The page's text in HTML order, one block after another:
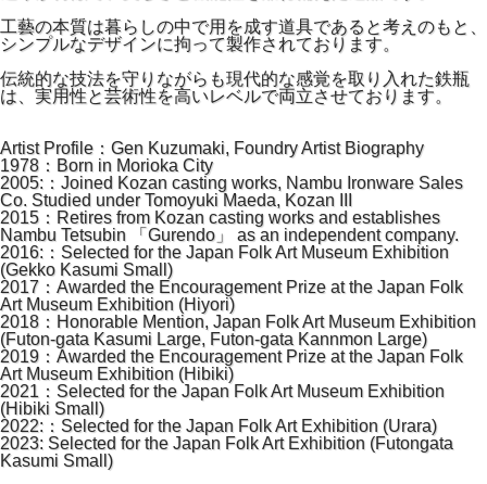
工藝の本質は暮らしの中で用を成す道具であると考えのもと、
シンプルなデザインに拘って製作されております。
伝統的な技法を守りながらも現代的な感覚を取り入れた鉄瓶
は、実用性と芸術性を高いレベルで両立させております。
Artist Profile：Gen Kuzumaki, Foundry Artist Biography
1978：Born in Morioka City
2005:：Joined Kozan casting works, Nambu Ironware Sales
Co. Studied under Tomoyuki Maeda, Kozan III
2015：Retires from Kozan casting works and establishes
Nambu Tetsubin 「Gurendo」 as an independent company.
2016:：Selected for the Japan Folk Art Museum Exhibition
(Gekko Kasumi Small)
2017：Awarded the Encouragement Prize at the Japan Folk
Art Museum Exhibition (Hiyori)
2018：Honorable Mention, Japan Folk Art Museum Exhibition
(Futon-gata Kasumi Large, Futon-gata Kannmon Large)
2019：Awarded the Encouragement Prize at the Japan Folk
Art Museum Exhibition (Hibiki)
2021：Selected for the Japan Folk Art Museum Exhibition
(Hibiki Small)
2022:：Selected for the Japan Folk Art Exhibition (Urara)
2023: Selected for the Japan Folk Art Exhibition (Futongata
Kasumi Small)